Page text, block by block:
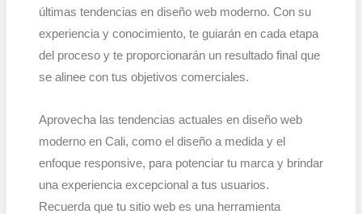
últimas tendencias en diseño web moderno. Con su
experiencia y conocimiento, te guiarán en cada etapa
del proceso y te proporcionarán un resultado final que
se alinee con tus objetivos comerciales.
Aprovecha las tendencias actuales en diseño web
moderno en Cali, como el diseño a medida y el
enfoque responsive, para potenciar tu marca y brindar
una experiencia excepcional a tus usuarios.
Recuerda que tu sitio web es una herramienta